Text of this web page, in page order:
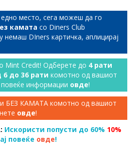
место, сега можеш да го
камата со Diners Club
немаш DIners картичка, аплицирај
Mint Credit! Одберете до 4 рати
6 до 36 рати комотно од вашиот
информации овде!
БЕЗ КАМАТА комотно од вашиот
овде!
Искористи попусти до 60% 10%
повеќе овде!